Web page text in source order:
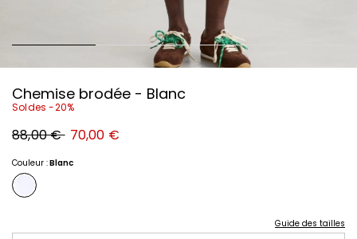
Chemise brodée - Blanc
Soldes -20%
Prix
original
€
88,00 € Nouveau
prix
€
70,00 €
Couleur :Blanc
Guide des tailles